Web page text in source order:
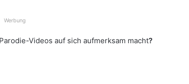
Werbung
Parodie-Videos auf sich aufmerksam macht?